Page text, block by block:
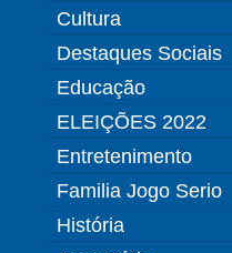
Cultura
Destaques Sociais
Educação
ELEIÇÕES 2022
Entretenimento
Familia Jogo Serio
História